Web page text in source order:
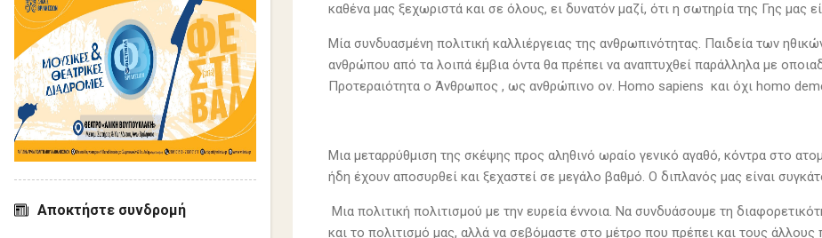
καθένα μας ξεχωριστά και σε όλους, ει δυνατόν μαζί, ότι η σωτηρία της Γης μας
Μία συνδυασμένη πολιτική καλλιέργειας της ανθρωπινότητας. Παιδεία των
ανθρώπου από τα λοιπά έμβια όντα θα πρέπει να αναπτυχθεί παράλληλα με
Προτεραιότητα ο Άνθρωπος , ως ανθρώπινο ον. Homo sapiens και όχι homo
Μια μεταρρύθμιση της σκέψης προς αληθινό ωραίο γενικό αγαθό, κόντρα στο
ήδη έχουν αποσυρθεί και ξεχαστεί σε μεγάλο βαθμό. Ο διπλανός μας είναι
Μια πολιτική πολιτισμού με την ευρεία έννοια. Να συνδυάσουμε τη
και το πολιτισμό μας, αλλά να σεβόμαστε στο μέτρο που πρέπει και τους άλλους
Αποκτήστε συνδρομή